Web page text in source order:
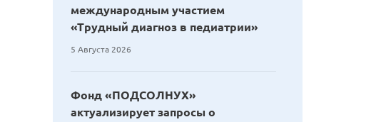
международным участием
«Трудный диагноз в педиатрии»
5 Августа 2026
Фонд «ПОДСОЛНУХ»
актуализирует запросы о